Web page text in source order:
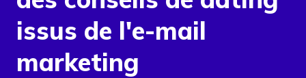
issus de l'e-mail
marketing